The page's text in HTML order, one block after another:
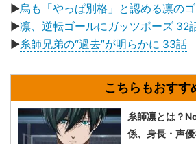
▶烏も「やっぱ別格」と認める凛の
▶凛、逆転ゴールにガッツポーズ 32
▶糸師兄弟の“過去”が明らかに 33話
糸師凛とは？
係、身長・声